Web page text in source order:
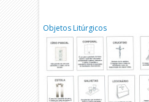
Objetos Litúrgicos